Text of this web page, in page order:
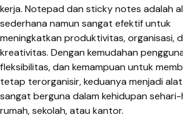
kerja. Notepad dan sticky notes adalah
sederhana namun sangat efektif untuk
meningkatkan produktivitas, organisasi,
kreativitas. Dengan kemudahan
fleksibilitas, dan kemampuan untuk
tetap terorganisir, keduanya menjadi
sangat berguna dalam kehidupan sehari-
rumah, sekolah, atau kantor.